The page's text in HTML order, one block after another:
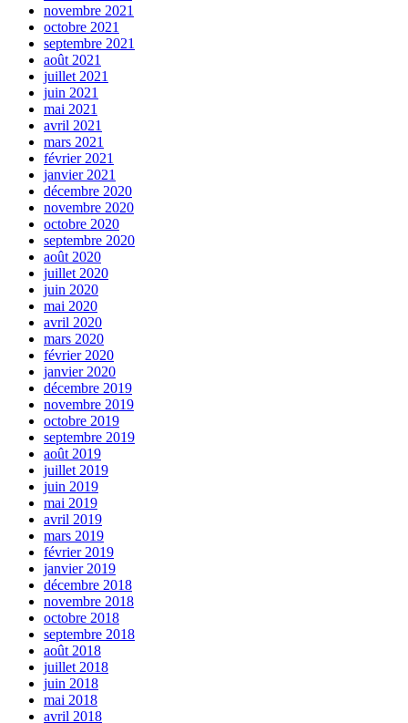
novembre 2021
octobre 2021
septembre 2021
août 2021
juillet 2021
juin 2021
mai 2021
avril 2021
mars 2021
février 2021
janvier 2021
décembre 2020
novembre 2020
octobre 2020
septembre 2020
août 2020
juillet 2020
juin 2020
mai 2020
avril 2020
mars 2020
février 2020
janvier 2020
décembre 2019
novembre 2019
octobre 2019
septembre 2019
août 2019
juillet 2019
juin 2019
mai 2019
avril 2019
mars 2019
février 2019
janvier 2019
décembre 2018
novembre 2018
octobre 2018
septembre 2018
août 2018
juillet 2018
juin 2018
mai 2018
avril 2018